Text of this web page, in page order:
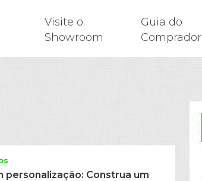
Visite o
Showroom
Guia do
Comprador
personalização: Construa um